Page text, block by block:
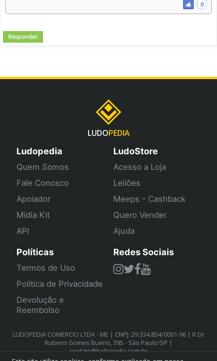
0
Responder
LUDOPEDIA
Ludopedia
Quem Somos
Fale Conosco
Apoiador
Mídia Kit
API
LudoStore
Acesso a Loja
Leilões
Meeps - Cashback
Quero Vender
Ajuda
Políticas
Termos de Uso
Política de Privacidade
Devolução e
Reembolso
Redes Sociais
LUDOPEDIA COMERCIO LTDA - ME | CNPJ: 29.334.854/0001-96 | R Dr
Rubens Gomes Bueno, 395 - São Paulo/SP |
contato@ludopedia.com.br